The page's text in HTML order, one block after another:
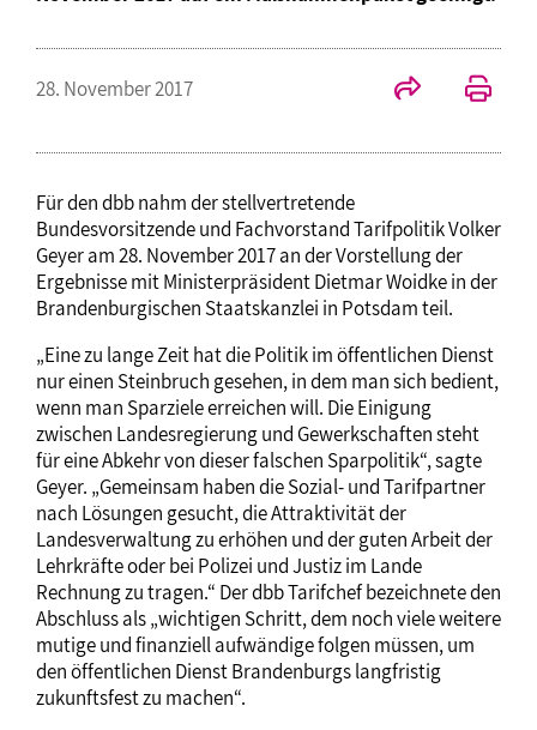
28. November 2017
Für den dbb nahm der stellvertretende
Bundesvorsitzende und Fachvorstand Tarifpolitik Volker
Geyer am 28. November 2017 an der Vorstellung der
Ergebnisse mit Ministerpräsident Dietmar Woidke in der
Brandenburgischen Staatskanzlei in Potsdam teil.
„Eine zu lange Zeit hat die Politik im öffentlichen Dienst
nur einen Steinbruch gesehen, in dem man sich bedient,
wenn man Sparziele erreichen will. Die Einigung
zwischen Landesregierung und Gewerkschaften steht
für eine Abkehr von dieser falschen Sparpolitik“, sagte
Geyer. „Gemeinsam haben die Sozial- und Tarifpartner
nach Lösungen gesucht, die Attraktivität der
Landesverwaltung zu erhöhen und der guten Arbeit der
Lehrkräfte oder bei Polizei und Justiz im Lande
Rechnung zu tragen.“ Der dbb Tarifchef bezeichnete den
Abschluss als „wichtigen Schritt, dem noch viele weitere
mutige und finanziell aufwändige folgen müssen, um
den öffentlichen Dienst Brandenburgs langfristig
zukunftsfest zu machen“.